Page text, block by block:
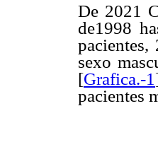
De 2021
de1998
sexo
[Grafica.-1
pacientes